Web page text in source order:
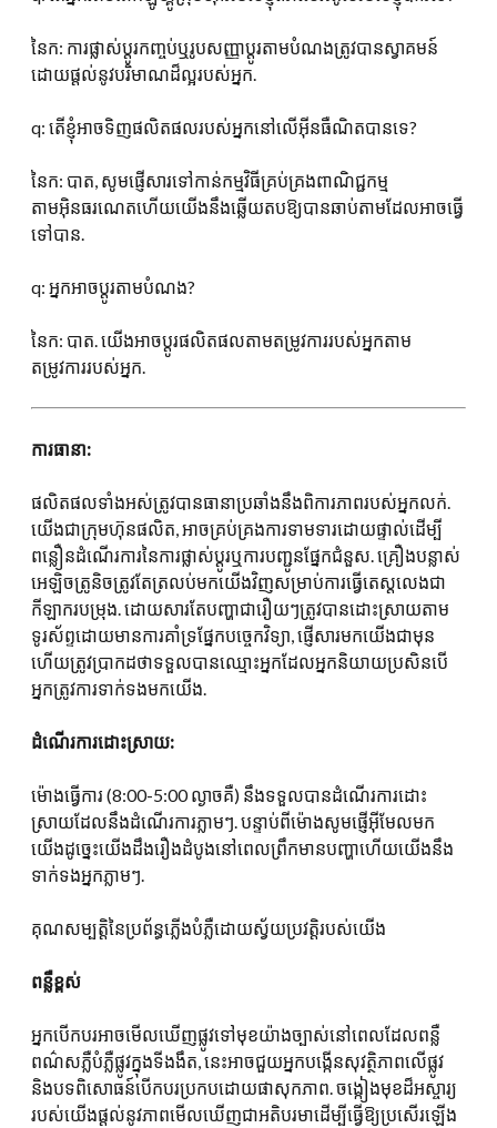
នៃក: ការផ្លាស់ប្តូរកញ្ចប់ឬរូបសញ្ញាប្តូរតាមបំណងត្រូវបានស្វាគមន៍
ដោយផ្តល់នូវបរិមាណដ៏ល្អរបស់អ្នក.
q: តើខ្ញុំអាចទិញផលិតផលរបស់អ្នកនៅលើអ៊ីនធឺណិតបានទេ?
នៃក: បាត, សូមផ្ញើសារទៅកាន់កម្មវិធីគ្រប់គ្រងពាណិជ្ជកម្ម
តាមអ៊ិនធរណេតហើយយើងនឹងឆ្លើយតបឱ្យបានឆាប់តាមដែលអាចធ្វើ
ទៅបាន.
q: អ្នកអាចប្តូរតាមបំណង?
នៃក: បាត. យើងអាចប្តូរផលិតផលតាមតម្រូវការរបស់អ្នកតាម
តម្រូវការរបស់អ្នក.
ការធានា:
ផលិតផលទាំងអស់ត្រូវបានធានាប្រឆាំងនឹងពិការភាពរបស់អ្នកលក់.
យើងជាក្រុមហ៊ុនផលិត, អាចគ្រប់គ្រងការទាមទារដោយផ្ទាល់ដើម្បី
ពន្លឿនដំណើរការនៃការផ្លាស់ប្តូរឬការបញ្ជូនផ្នែកជំនួស. គ្រឿងបន្លាស់
អេឡិចត្រូនិចត្រូវតែត្រលប់មកយើងវិញសម្រាប់ការធ្វើតេស្តលេងជា
កីឡាករបម្រុង. ដោយសារតែបញ្ហាជារឿយៗត្រូវបានដោះស្រាយតាម
ទូរស័ព្ទដោយមានការគាំទ្រផ្នែកបច្ចេកវិទ្យា, ផ្ញើសារមកយើងជាមុន
ហើយត្រូវប្រាកដថាទទួលបានឈ្មោះអ្នកដែលអ្នកនិយាយប្រសិនបើ
អ្នកត្រូវការទាក់ទងមកយើង.
ដំណើរការដោះស្រាយ:
ម៉ោងធ្វើការ (8:00-5:00 ល្ងាចគឺ) នឹងទទួលបានដំណើរការដោះ
ស្រាយដែលនឹងដំណើរការភ្លាមៗ. បន្ទាប់ពីម៉ោងសូមផ្ញើអ៊ីមែលមក
យើងដូច្នេះយើងដឹងរឿងដំបូងនៅពេលព្រឹកមានបញ្ហាហើយយើងនឹង
ទាក់ទងអ្នកភ្លាមៗ.
គុណសម្បត្តិនៃប្រព័ន្ធភ្លើងបំភ្លឺដោយស្វ័យប្រវត្តិរបស់យើង
ពន្លឺខ្ពស់
អ្នកបើកបរអាចមើលឃើញផ្លូវទៅមុខយ៉ាងច្បាស់នៅពេលដែលពន្លឺ
ពណ៌សភ្លឺបំភ្លឺផ្លូវក្នុងទីងងឹត, នេះអាចជួយអ្នកបង្កើនសុវត្ថិភាពលើផ្លូវ
និងបទពិសោធន៍បើកបរប្រកបដោយផាសុកភាព. ចង្កៀងមុខដ៏អស្ចារ្យ
របស់យើងផ្តល់នូវភាពមើលឃើញជាអតិបរមាដើម្បីធ្វើឱ្យប្រសើរឡើង